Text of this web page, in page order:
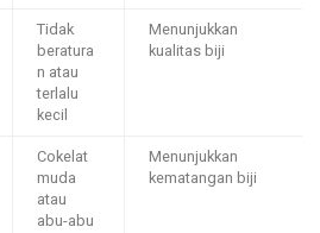
Tidak
beratura
n atau
terlalu
kecil
Menunjukkan
kualitas biji
Cokelat
muda
atau
abu-abu
Menunjukkan
kematangan biji